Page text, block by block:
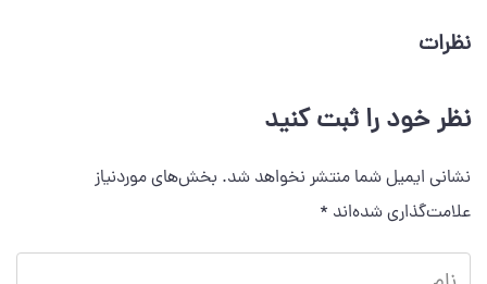
نظرات
نظر خود را ثبت کنید
نشانی ایمیل شما منتشر نخواهد شد. بخش‌های موردنیاز
علامت‌گذاری شده‌اند *